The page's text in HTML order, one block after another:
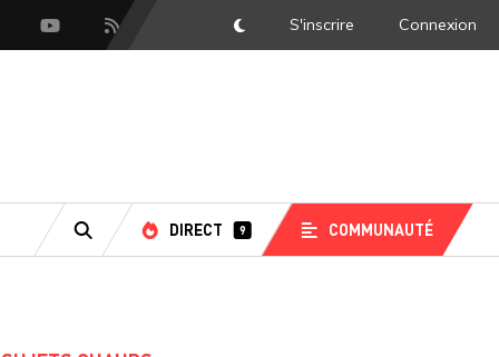
YoutubeFlux RSS DarkMode
S'inscrire Connexion
RECHERCHE
DIRECT 9 COMMUNAUTÉ